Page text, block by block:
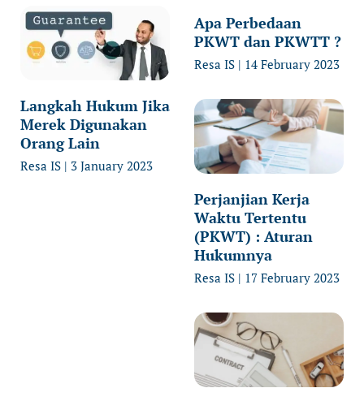
Langkah Hukum Jika
Merek Digunakan
Orang Lain
Resa IS 3 January 2023
Apa Perbedaan
PKWT dan PKWTT ?
Resa IS 14 February 2023
Perjanjian Kerja
Waktu Tertentu
(PKWT) : Aturan
Hukumnya
Resa IS 17 February 2023